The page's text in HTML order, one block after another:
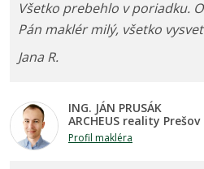
Všetko prebehlo v poriadku.
Pán maklér milý, všetko
Jana R.
ING. JÁN PRUSÁK
ARCHEUS reality Prešov
Profil makléra